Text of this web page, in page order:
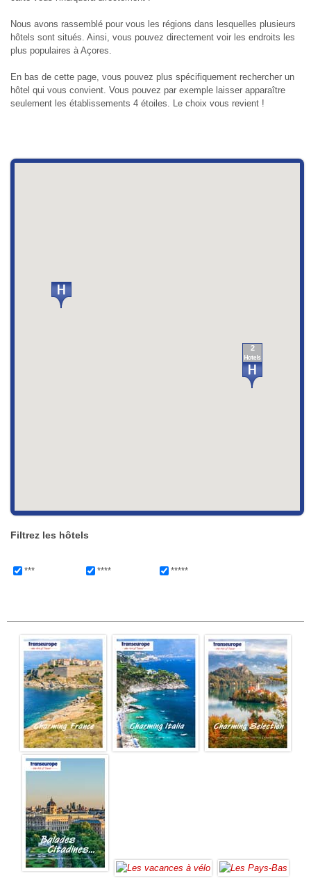
Nous avons rassemblé pour vous les régions dans lesquelles plusieurs
hôtels sont situés. Ainsi, vous pouvez directement voir les endroits les
plus populaires à Açores.
En bas de cette page, vous pouvez plus spécifiquement rechercher un
hôtel qui vous convient. Vous pouvez par exemple laisser apparaître
seulement les établissements 4 étoiles. Le choix vous revient !
2
Filtrez les hôtels
*** **** *****